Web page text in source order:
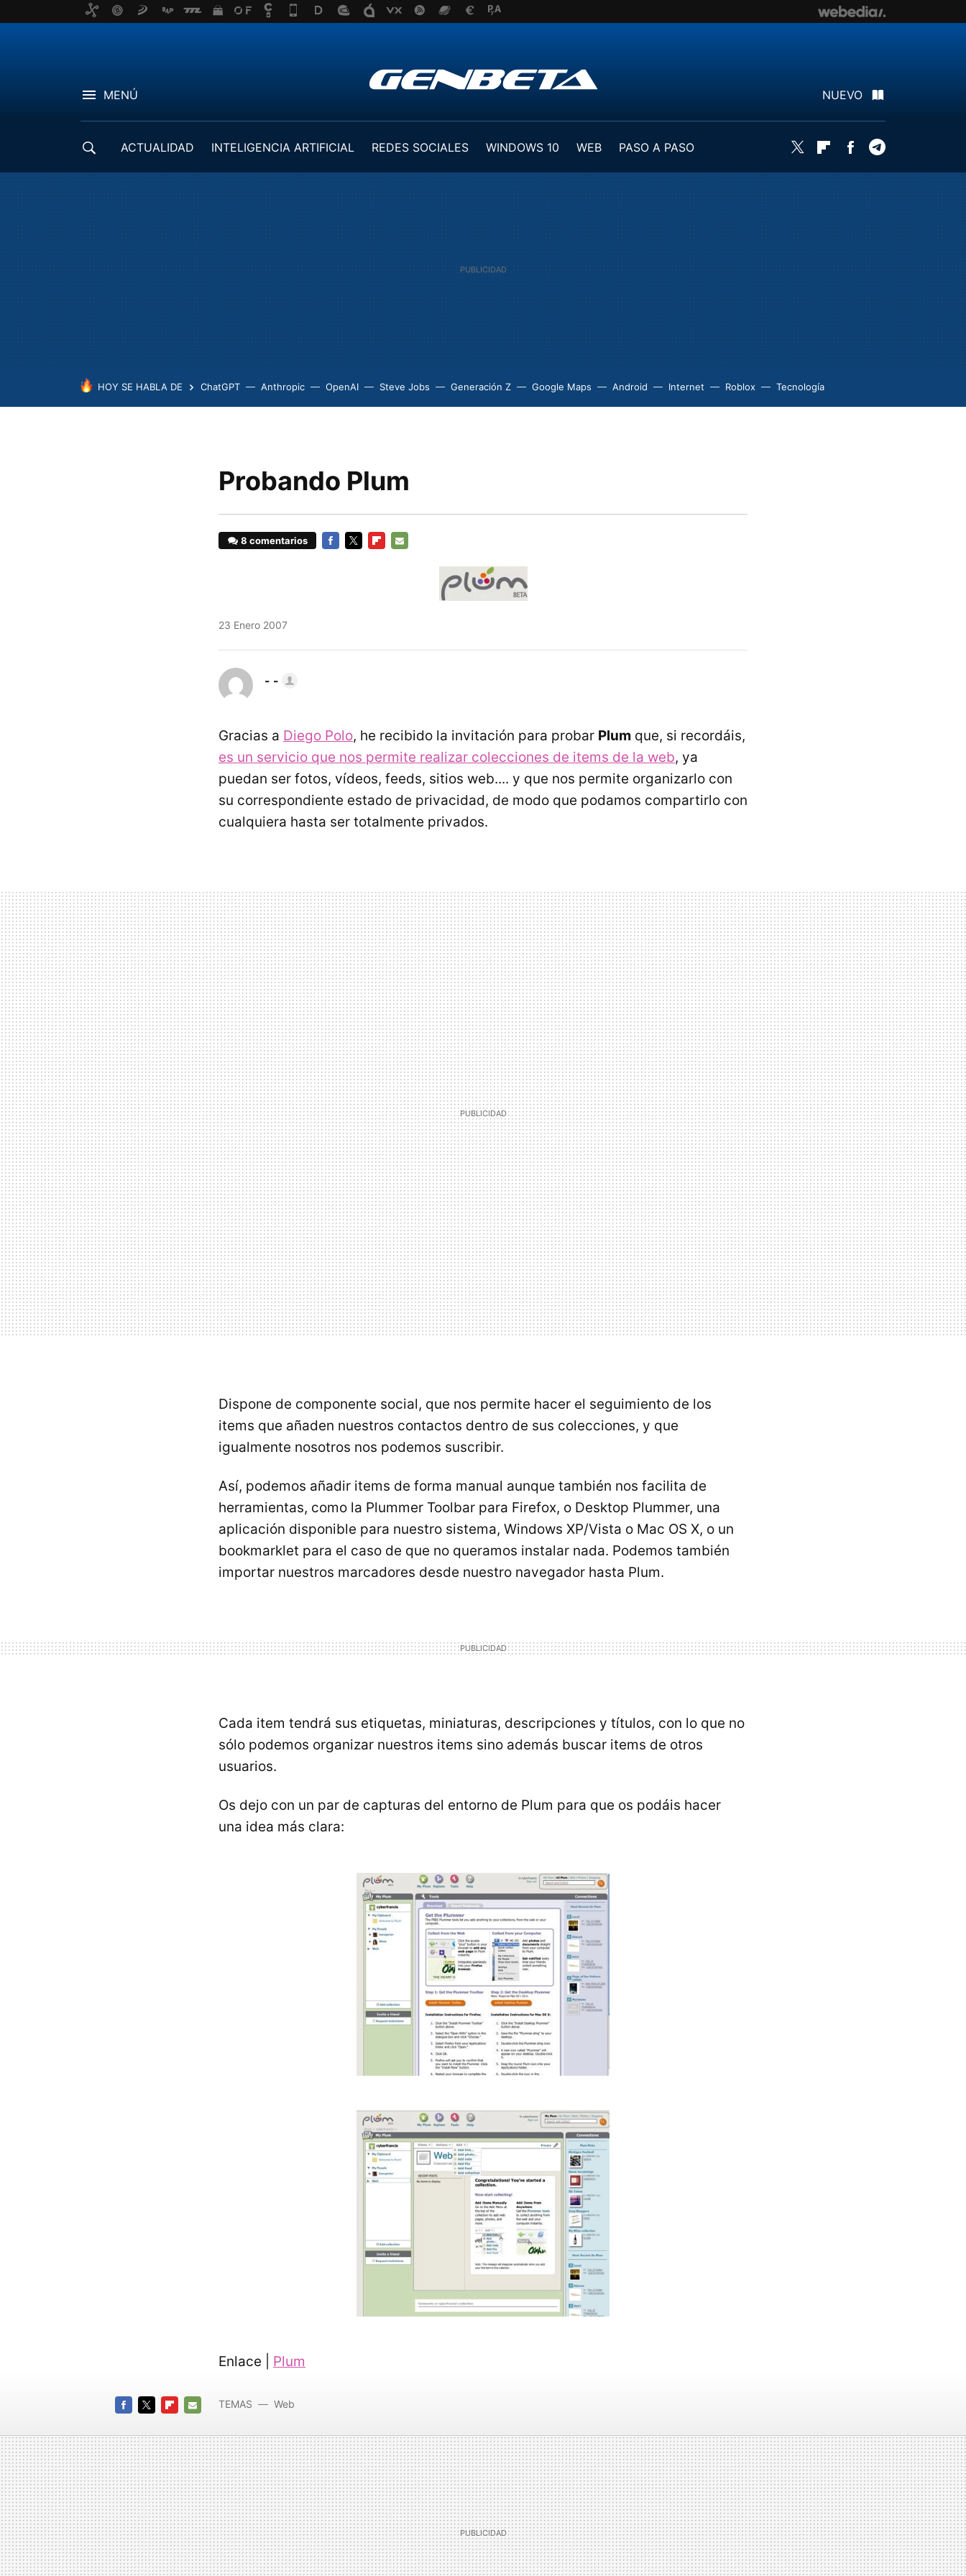
MENÚ NUEVO
ACTUALIDAD INTELIGENCIA ARTIFICIAL REDES SOCIALES WINDOWS 10 WEB
PASO A PASO
Twitter FlipboardFacebook
HOY SE HABLA DE ChatGPT Anthropic OpenAI Steve Jobs Generación Z Google Maps Android Internet Roblox Tecnología
Probando Plum
8 comentarios
23 Enero 2007
- -
Gracias a Diego Polo, he recibido la invitación para probar Plum que, si recordáis,
es un servicio que nos permite realizar colecciones de items de la web, ya
puedan ser fotos, vídeos, feeds, sitios web.... y que nos permite organizarlo con
su correspondiente estado de privacidad, de modo que podamos compartirlo con
cualquiera hasta ser totalmente privados.
Dispone de componente social, que nos permite hacer el seguimiento de los
items que añaden nuestros contactos dentro de sus colecciones, y que
igualmente nosotros nos podemos suscribir.
Así, podemos añadir items de forma manual aunque también nos facilita de
herramientas, como la Plummer Toolbar para Firefox, o Desktop Plummer, una
aplicación disponible para nuestro sistema, Windows XP/Vista o Mac OS X, o un
bookmarklet para el caso de que no queramos instalar nada. Podemos también
importar nuestros marcadores desde nuestro navegador hasta Plum.
Cada item tendrá sus etiquetas, miniaturas, descripciones y títulos, con lo que no
sólo podemos organizar nuestros items sino además buscar items de otros
usuarios.
Os dejo con un par de capturas del entorno de Plum para que os podáis hacer
una idea más clara:
Enlace | Plum
MAIL
TEMAS Web